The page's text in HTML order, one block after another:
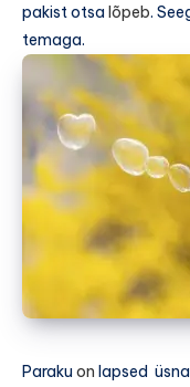
pakist otsa lõpeb.
temaga.
Paraku on lapsed